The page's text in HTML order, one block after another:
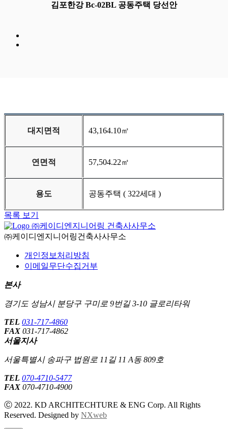
김포한강 Bc-02BL 공동주택 당선안
대지면적 43,164.10㎡
연면적 57,504.22㎡
용도 공동주택 ( 322세대 )
목록 보기
㈜케이디엔지니어링 건축사사무소
㈜케이디엔지니어링건축사사무소
개인정보처리방침
이메일무단수집거부
본사
경기도 성남시 분당구 구미로 9번길 3-10 글로리타워
TEL 031-717-4860
FAX 031-717-4862
서울지사
서울특별시 송파구 법원로 11길 11 A동 809호
TEL 070-4710-5477
FAX 070-4710-4900
Ⓒ 2022. KD ARCHITECHTURE & ENG Corp. All Rights
Reserved. Designed by NXweb